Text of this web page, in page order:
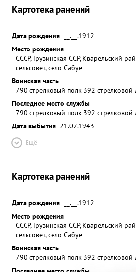
Картотека ранений
Дата рождения
__.__.1912
Место рождения
СССР, Грузинская ССР, Кварельский
сельсовет, село Сабуе
Воинская часть
790 стрелковый полк 392 стрелковой
Последнее место службы
790 стрелковый полк 392 стрелковой
Дата выбытия 21.02.1943
Ещё
Картотека ранений
Дата рождения
__.__.1912
Место рождения
СССР, Грузинская ССР, Кварельский
сельсовет, село Сабуе
Воинская часть
790 стрелковый полк 392 стрелковой